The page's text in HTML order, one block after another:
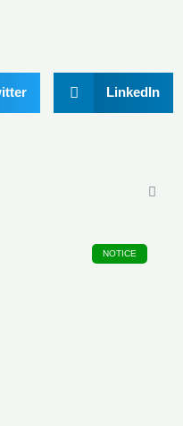
LinkedIn
NOTICE